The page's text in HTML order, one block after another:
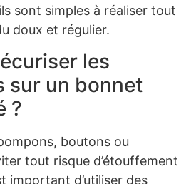
sont simples à réaliser tout
doux et régulier.
les
sur un bonnet
?
boutons ou
tout risque d’étouffement
important d’utiliser des